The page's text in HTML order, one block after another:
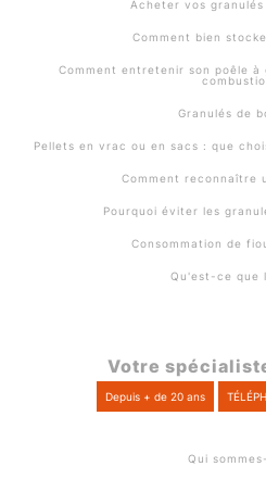
Acheter vos
Comment bien
Comment entretenir son poêle à
Granulés de
Pellets en vrac ou en sacs : que
Comment reconnaître
Pourquoi éviter les
Consommation de
Qu'est-ce que
Votre
Depuis + de 20 ans
Qui